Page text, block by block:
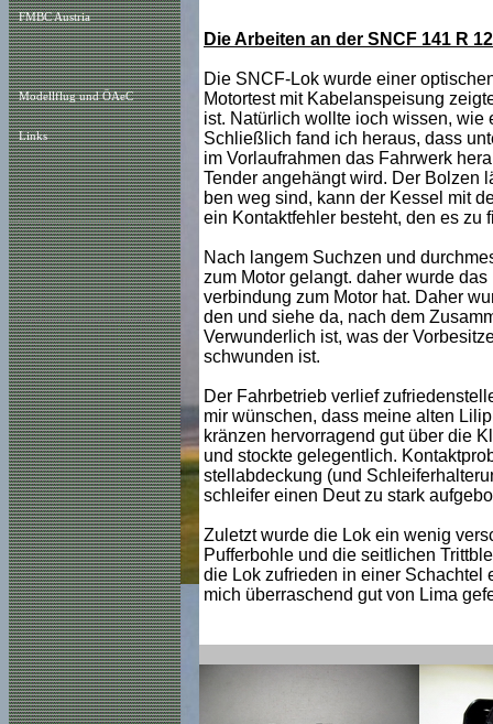
FMBC Austria
Modellflug und ÖAeC
Links
Die Arbeiten an der SNCF 141 R
Die SNCF-Lok wurde einer
Motortest mit Kabelanspeisung
ist. Natürlich wollte ioch wissen,
Schließlich fand ich heraus, dass
im Vorlaufrahmen das Fahrwerk
Tender angehängt wird. Der Bolzen
ben weg sind, kann der Kessel mit
ein Kontaktfehler besteht, den es zu
Nach langem Suchzen und
zum Motor gelangt. daher wurde
verbindung zum Motor hat. Daher
den und siehe da, nach dem
Verwunderlich ist, was der
schwunden ist.
Der Fahrbetrieb verlief
mir wünschen, dass meine alten
kränzen hervorragend gut über die
und stockte gelegentlich.
stellabdeckung (und
schleifer einen Deut zu stark
Zuletzt wurde die Lok ein wenig
Pufferbohle und die seitlichen
die Lok zufrieden in einer Schachtel
mich überraschend gut von Lima